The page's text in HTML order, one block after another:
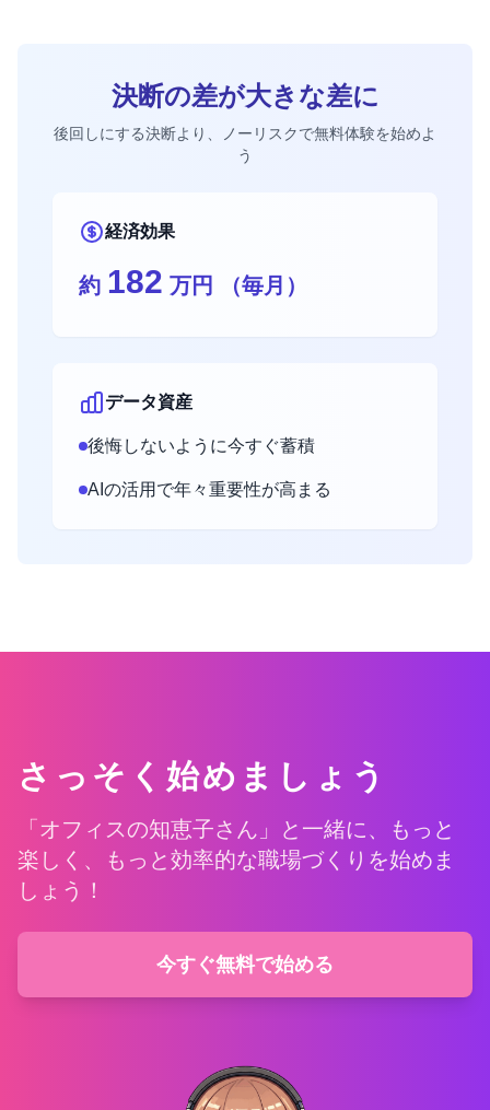
決断の差が大きな差に
後回しにする決断より、ノーリスクで無料体験を始めよ
う
経済効果
約 182 万円 （毎月）
データ資産
後悔しないように今すぐ蓄積
AIの活用で年々重要性が高まる
さっそく始めましょう
「オフィスの知恵子さん」と一緒に、もっと
楽しく、もっと効率的な職場づくりを始めま
しょう！
今すぐ無料で始める